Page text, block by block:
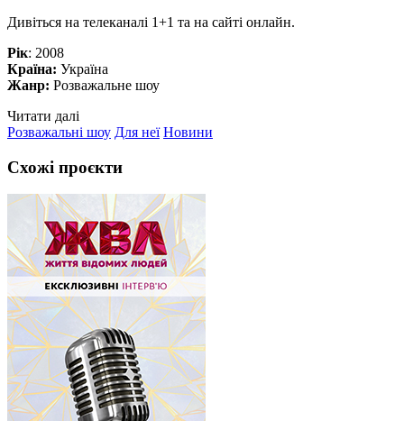
Дивіться на телеканалі 1+1 та на сайті онлайн.
Рік: 2008
Країна: Україна
Жанр: Розважальне шоу
Читати далі
Розважальні шоу Для неї Новини
Схожі проєкти